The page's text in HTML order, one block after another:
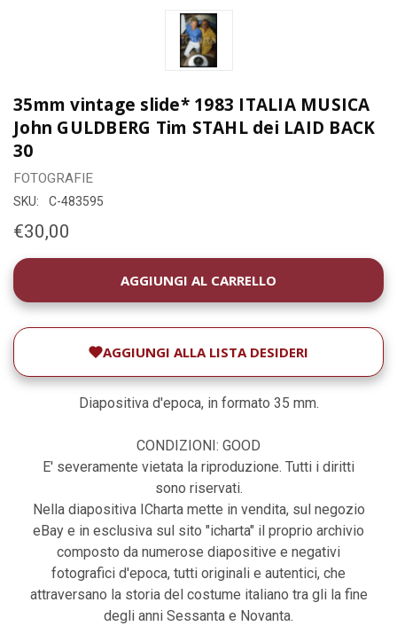
35mm vintage slide* 1983 ITALIA MUSICA
John GULDBERG Tim STAHL dei LAID BACK
30
FOTOGRAFIE
SKU: C-483595
€30,00
DISPONIBILITÀ
ATTUALE:
AGGIUNGI ALLA LISTA DESIDERI
Diapositiva d'epoca, in formato 35 mm.
CONDIZIONI: GOOD
E' severamente vietata la riproduzione. Tutti i diritti
sono riservati.
Nella diapositiva ICharta mette in vendita, sul negozio
eBay e in esclusiva sul sito "icharta" il proprio archivio
composto da numerose diapositive e negativi
fotografici d'epoca, tutti originali e autentici, che
attraversano la storia del costume italiano tra gli la fine
degli anni Sessanta e Novanta.